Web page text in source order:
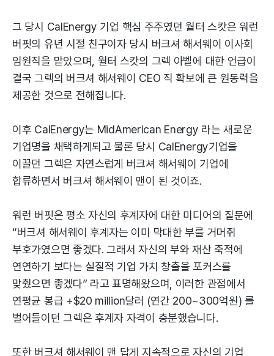
그 당시 CalEnergy 기업 핵심 주주였던 월터 스캇은 워런
버핏의 유년 시절 친구이자 당시 버크셔 해서웨이 이사회
임원직을 맡았으며, 월터 스캇의 그렉 아벨에 대한 언급이
결국 그렉의 버크셔 해서웨이 CEO 직 확보에 큰 원동력을
제공한 것으로 전해집니다.
이후 CalEnergy는 MidAmerican Energy 라는 새로운
기업명을 채택하게되고 물론 당시 CalEnergy기업을
이끌던 그렉은 자연스럽게 버크셔 해서웨이 기업에
합류하면서 버크셔 해서웨이 맨이 된 것이죠.
워런 버핏은 평소 자신의 후계자에 대한 미디어의 질문에
“버크셔 해서웨이 후계자는 이미 막대한 부를 거머쥐
부호가였으면 좋겠다. 그래서 자신의 부와 재산 축적에
연연하기 보다는 실질적 기업 가치 창출을 포커스를
맞췄으면 좋겠다” 라고 표명해왔으며, 이러한 관점에서
연평균 봉급 +$20 million달러 (연간 200~300억원) 를
벌어들이던 그렉은 후계자 자격이 충분했습니다.
또한 버크셔 해서웨이 맨 답게 지속적으로 자신의 기업